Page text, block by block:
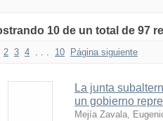
10 de un total de 97
2 3 4 . . . 10 Página siguiente
La junta
un gobierno
Mejía Zavala,